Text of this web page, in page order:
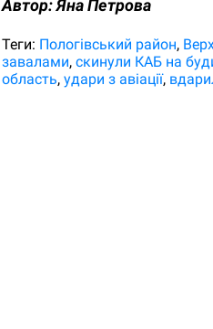
Автор:Яна Петрова
Теги: Пологівський район
завалами скинули КАБ на
область удари з авіації